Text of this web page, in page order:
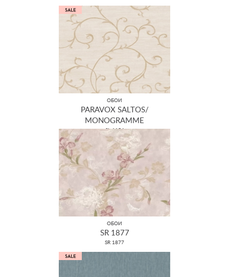
ОБОИ
PARAVOX SALTOS/
MONOGRAMME
SL 1154
ОБОИ
SR 1877
SR 1877